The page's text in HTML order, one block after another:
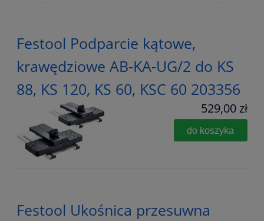
Festool Podparcie kątowe,
krawędziowe AB-KA-UG/2 do KS
88, KS 120, KS 60, KSC 60 203356
529,00 zł
do koszyka
Festool Ukośnica przesuwna